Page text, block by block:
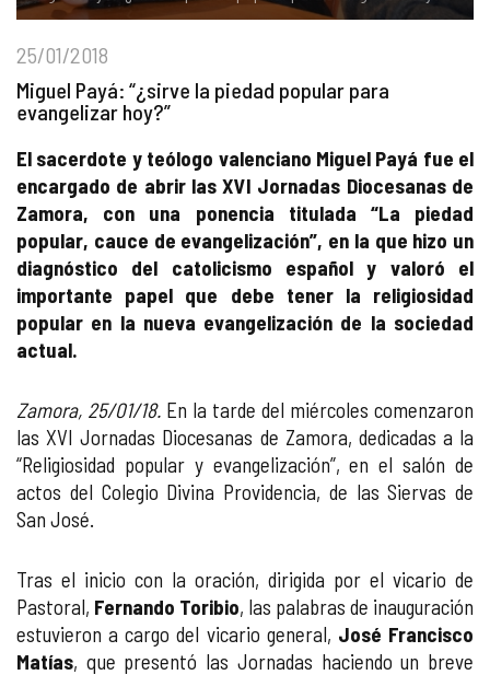
25/01/2018
Miguel Payá: “¿sirve la piedad popular para
evangelizar hoy?”
El sacerdote y teólogo valenciano Miguel Payá fue el
encargado de abrir las XVI Jornadas Diocesanas de
Zamora, con una ponencia titulada “La piedad
popular, cauce de evangelización”, en la que hizo un
diagnóstico del catolicismo español y valoró el
importante papel que debe tener la religiosidad
popular en la nueva evangelización de la sociedad
actual.
Zamora, 25/01/18. En la tarde del miércoles comenzaron
las XVI Jornadas Diocesanas de Zamora, dedicadas a la
“Religiosidad popular y evangelización”, en el salón de
actos del Colegio Divina Providencia, de las Siervas de
San José.
Tras el inicio con la oración, dirigida por el vicario de
Pastoral, Fernando Toribio, las palabras de inauguración
estuvieron a cargo del vicario general, José Francisco
Matías, que presentó las Jornadas haciendo un breve